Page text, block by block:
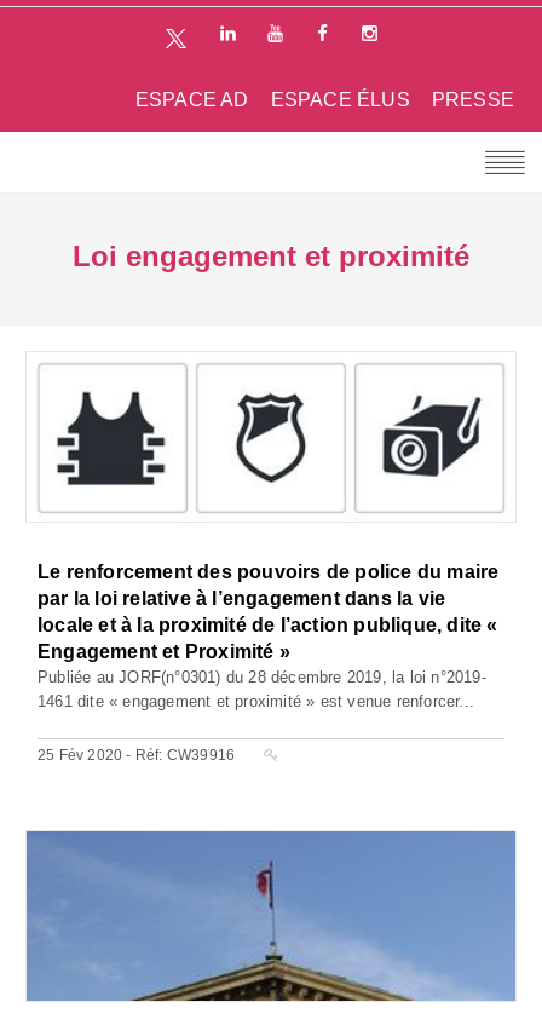
PRESSE
ESPACE ÉLUS
ESPACE AD
Loi engagement et proximité
Le renforcement des pouvoirs de police du maire
par la loi relative à l’engagement dans la vie
locale et à la proximité de l’action publique, dite «
Engagement et Proximité »
Publiée au JORF(n°0301) du 28 décembre 2019, la loi n°2019-
1461 dite « engagement et proximité » est venue renforcer...
25 Fév 2020 - Réf: CW39916